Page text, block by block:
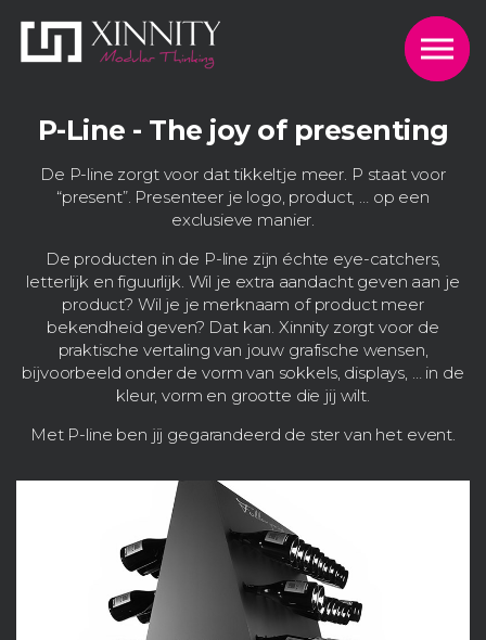
Skip to the content
P-Line - The joy of presenting
De P-line zorgt voor dat tikkeltje meer. P staat voor
“present”. Presenteer je logo, product, … op een
exclusieve manier.
De producten in de P-line zijn échte eye-catchers,
letterlijk en figuurlijk. Wil je extra aandacht geven aan je
product? Wil je je merknaam of product meer
bekendheid geven? Dat kan. Xinnity zorgt voor de
praktische vertaling van jouw grafische wensen,
bijvoorbeeld onder de vorm van sokkels, displays, … in de
kleur, vorm en grootte die jij wilt.
Met P-line ben jij gegarandeerd de ster van het event.